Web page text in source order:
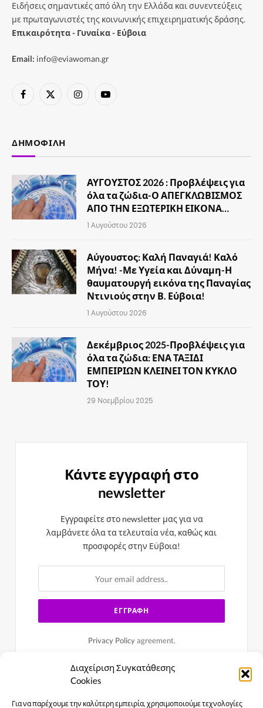
Διαχείριση Συγκατάθεσης
Cookies
Για να παρέχουμε την καλύτερη εμπειρία, χρησιμοποιούμε τεχνολογίες
Ειδήσεις σημαντικές από όλη την Ελλάδα και συνεντεύξεις
με πρωταγωνιστές της κοινωνικής επιχειρηματικής δράσης.
Επικαιρότητα - Γυναίκα - Εύβοια
Email: info@eviawoman.gr
Facebook
X
InstagramYouTube
ΔΗΜΟΦΙΛΉ
ΑΥΓΟΥΣΤΟΣ 2026 : Προβλέψεις για
όλα τα ζώδια-Ο ΑΠΕΓΚΛΩΒΙΣΜΟΣ
ΑΠΟ ΤΗΝ ΕΞΩΤΕΡΙΚΗ ΕΙΚΟΝΑ…
1 Αυγούστου 2026
Αύγουστος: Καλή Παναγιά! Καλό
Μήνα! -Με Υγεία και Δύναμη-Η
θαυματουργή εικόνα της Παναγίας
Ντινιούς στην Β. Εύβοια!
1 Αυγούστου 2026
Δεκέμβριος 2025-Προβλέψεις για
όλα τα ζώδια: ΕΝΑ ΤΑΞΙΔΙ
ΕΜΠΕΙΡΙΩΝ ΚΛΕΙΝΕΙ ΤΟΝ ΚΥΚΛΟ
ΤΟΥ!
29 Νοεμβρίου 2025
Κάντε εγγραφή στο
newsletter
Εγγραφείτε στο newsletter μας για να
λαμβάνετε όλα τα τελευταία νέα, καθώς και
προσφορές στην Εϋβοια!
Privacy Policyagreement.